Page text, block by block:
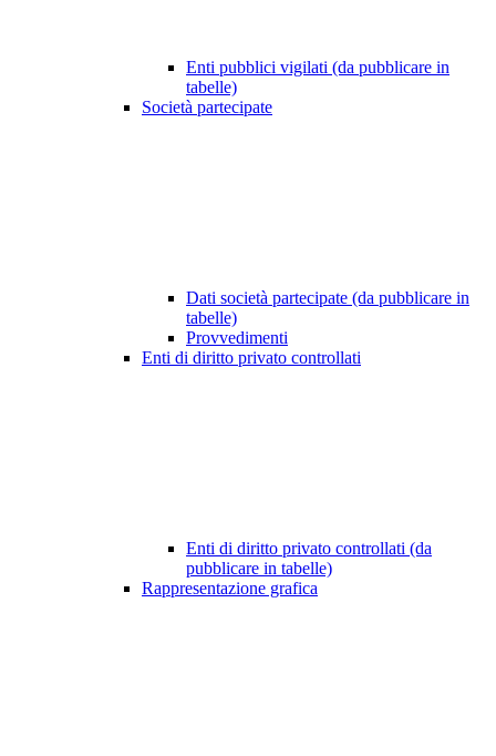
Enti pubblici vigilati (da pubblicare in
tabelle)
Società partecipate
Dati società partecipate (da pubblicare in
tabelle)
Provvedimenti
Enti di diritto privato controllati
Enti di diritto privato controllati (da
pubblicare in tabelle)
Rappresentazione grafica